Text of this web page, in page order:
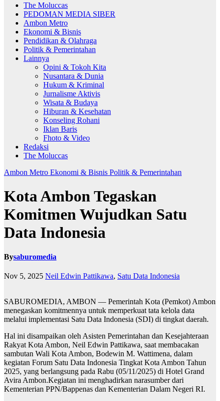
The Moluccas
PEDOMAN MEDIA SIBER
Ambon Metro
Ekonomi & Bisnis
Pendidikan & Olahraga
Politik & Pemerintahan
Lainnya
Opini & Tokoh Kita
Nusantara & Dunia
Hukum & Kriminal
Jurnalisme Aktivis
Wisata & Budaya
Hiburan & Kesehatan
Konseling Rohani
Iklan Baris
Fhoto & Video
Redaksi
The Moluccas
Ambon Metro Ekonomi & Bisnis Politik & Pemerintahan
Kota Ambon Tegaskan
Komitmen Wujudkan Satu
Data Indonesia
Bysaburomedia
Nov 5, 2025 Neil Edwin Pattikawa, Satu Data Indonesia
SABUROMEDIA, AMBON — Pemerintah Kota (Pemkot) Ambon
menegaskan komitmennya untuk memperkuat tata kelola data
melalui implementasi Satu Data Indonesia (SDI) di tingkat daerah.
Hal ini disampaikan oleh Asisten Pemerintahan dan Kesejahteraan
Rakyat Kota Ambon, Neil Edwin Pattikawa, saat membacakan
sambutan Wali Kota Ambon, Bodewin M. Wattimena, dalam
kegiatan Forum Satu Data Indonesia Tingkat Kota Ambon Tahun
2025, yang berlangsung pada Rabu (05/11/2025) di Hotel Grand
Avira Ambon.Kegiatan ini menghadirkan narasumber dari
Kementerian PPN/Bappenas dan Kementerian Dalam Negeri RI.